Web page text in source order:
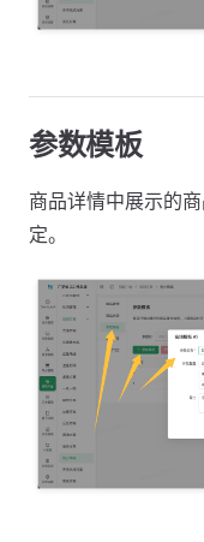
参数模板
商品详情中展示的
定。